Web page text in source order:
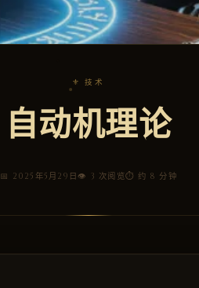
⚜ 技术
自动机理论
📅 2025年5月29日👁 3 次阅览⏱ 约 8 分钟